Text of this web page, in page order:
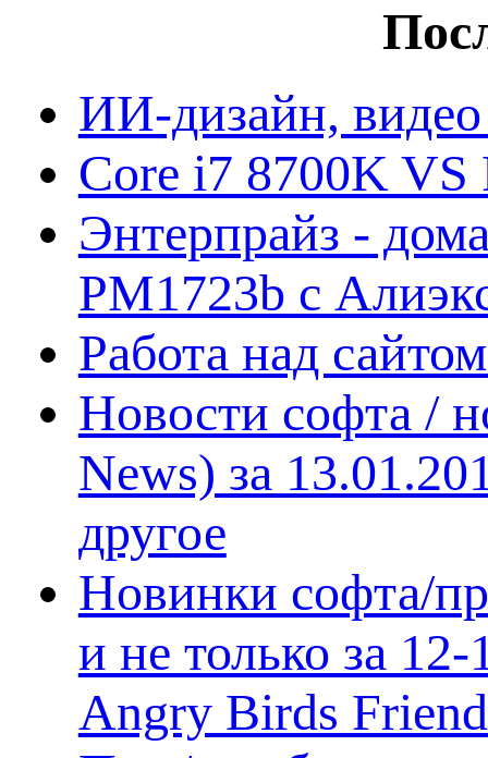
ИИ-дизайн,
Core i7 8700K VS
Энтерпрайз -
PM1723b с
Работа над
Новости софта /
News) за
другое
Новинки софта/
и не только за
Angry Birds